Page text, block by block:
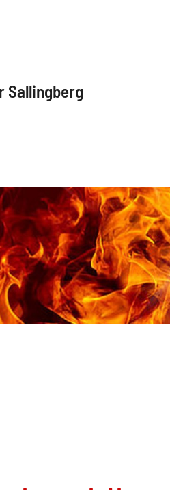
Sallingberg